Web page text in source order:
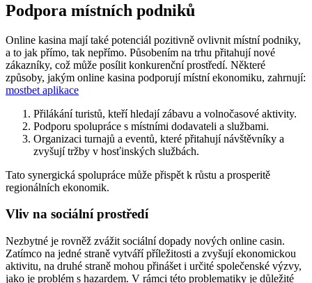
Podpora místních podniků
Online kasina mají také potenciál pozitivně ovlivnit místní podniky,
a to jak přímo, tak nepřímo. Působením na trhu přitahují nové
zákazníky, což může posílit konkurenční prostředí. Některé
způsoby, jakým online kasina podporují místní ekonomiku, zahrnují:
mostbet aplikace
Přilákání turistů, kteří hledají zábavu a volnočasové aktivity.
Podporu spolupráce s místními dodavateli a službami.
Organizaci turnajů a eventů, které přitahují návštěvníky a
zvyšují tržby v hosťinských službách.
Tato synergická spolupráce může přispět k růstu a prosperitě
regionálních ekonomik.
Vliv na sociální prostředí
Nezbytné je rovněž zvážit sociální dopady nových online casin.
Zatímco na jedné straně vytváří příležitosti a zvyšují ekonomickou
aktivitu, na druhé straně mohou přinášet i určité společenské výzvy,
jako je problém s hazardem. V rámci této problematiky je důležité